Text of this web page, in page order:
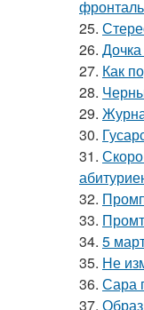
25.
26.
27. Как
28.
29.
30.
31.
32.
33.
34. 5
35. Не
36. Сара
37.